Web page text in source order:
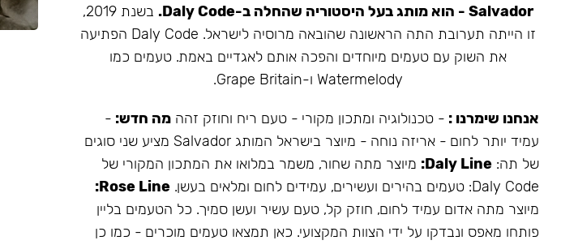
Salvador - הוא מותג בעל היסטוריה שהחלה ב-Daly Code.
בשנת 2019,
זו הייתה תערובת התה הראשונה שהובאה מרוסיה לישראל. Daly Code הפתיעה
את השוק עם טעמים מיוחדים והפכה אותם לאגדיים באמת. טעמים כמו
Watermelody ו-Grape Britain.
אנחנו שימרנו : - טכנולוגיה ומתכון מקורי - טעם ריח וחוזק זהה מה חדש: -
עמיד יותר לחום - אריזה נוחה - מיוצר בישראל המותג Salvador מציע שני סוגים
של תה: Daly Line: מיוצר מתה שחור, משמר במלואו את המתכון המקורי של
Daly Code: טעמים בהירים ועשירים, עמידים לחום ומלאים בעשן.
Rose Line:
מיוצר מתה אדום עמיד לחום, חוזק קל, טעם עשיר ועשן סמיך. כל הטעמים בליין
פותחו מאפס ונבדקו על ידי הצוות המקצועי. כאן תמצאו טעמים מוכרים - כמו כן